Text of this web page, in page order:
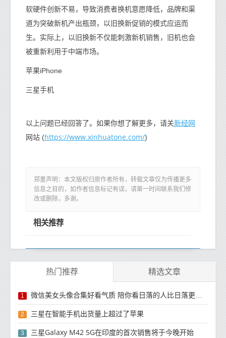
软硬件创新不易，导致消费者换机意愿降低，品牌和渠
道为突破新机产出瓶颈，以旧换新促销的模式应运而
生。实际上，以旧换新不仅能刺激新机销售，旧机也会
被重新利用于中端市场。
苹果iPhone
三星手机
以上问题已经回答了。如果你想了解更多，请关新经网
网站 (https://www.xinhuatone.com/)
郑重声明：本文版权归原作者所有，转载文章仅为传播更多
信息之目的，如作者信息标记有误，请第一时间联系我们修
改或删除，多谢。
相关推荐
热门推荐 精选文章
1 微信美女头像合集好看气质 陪你看日落的人比日落更浪漫
2 三星在智能手机出货量上超过了苹果
3 三星Galaxy M42 5G在印度的首次销售将于今晚开始